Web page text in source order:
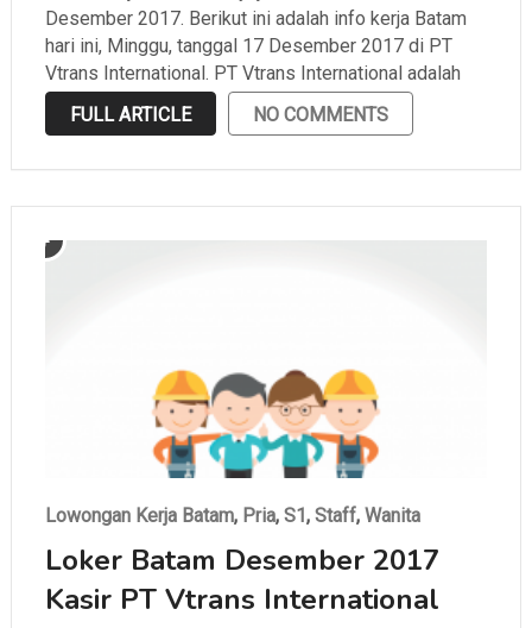
Desember 2017. Berikut ini adalah info kerja Batam
hari ini, Minggu, tanggal 17 Desember 2017 di PT
Vtrans International. PT Vtrans International adalah
salah satu perusahaan yang bergerak di bidang
ekspedisi yang berlokasi di Batu Ampar. Portal Kerja
FULL ARTICLE NO COMMENTS
Lowongan Kerja Batam, Pria, S1, Staff, Wanita
Loker Batam Desember 2017
Kasir PT Vtrans International